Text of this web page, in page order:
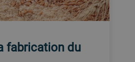
fabrication du